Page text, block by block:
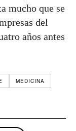
mucho que se
del
años antes
MEDICINA